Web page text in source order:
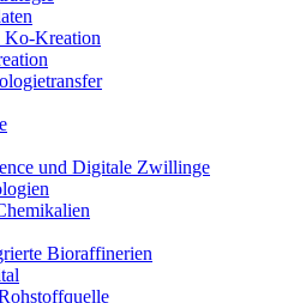
Ko-Kreation
und Digitale Zwillinge
Bioraffinerien